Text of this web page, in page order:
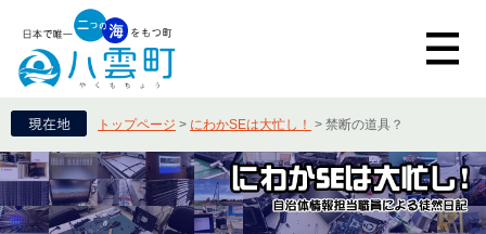
トップページ > にわかSEは大忙し！ > 禁断の道具？